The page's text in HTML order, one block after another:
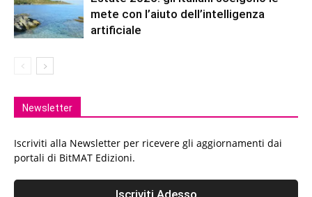
mete con l’aiuto dell’intelligenza
artificiale
Newsletter
Iscriviti alla Newsletter per ricevere gli aggiornamenti dai
portali di BitMAT Edizioni.